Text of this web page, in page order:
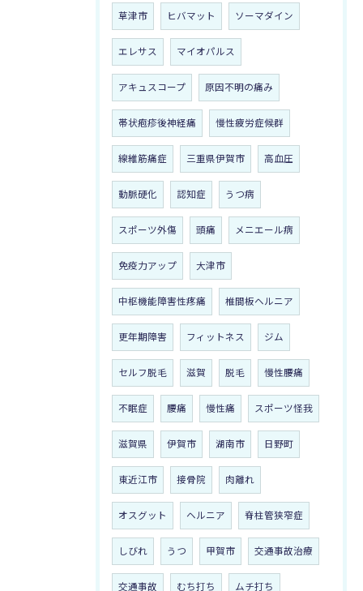
草津市 ヒバマット ソーマダイン
エレサス マイオパルス
アキュスコープ 原因不明の痛み
帯状疱疹後神経痛 慢性疲労症候群
線維筋痛症 三重県伊賀市 高血圧
動脈硬化 認知症 うつ病
スポーツ外傷 頭痛 メニエール病
免疫力アップ 大津市
中枢機能障害性疼痛 椎間板ヘルニア
更年期障害 フィットネス ジム
セルフ脱毛 滋賀 脱毛 慢性腰痛
不眠症 腰痛 慢性痛 スポーツ怪我
滋賀県 伊賀市 湖南市 日野町
東近江市 接骨院 肉離れ
オスグット ヘルニア 脊柱管狭窄症
しびれ うつ 甲賀市 交通事故治療
交通事故 むち打ち ムチ打ち